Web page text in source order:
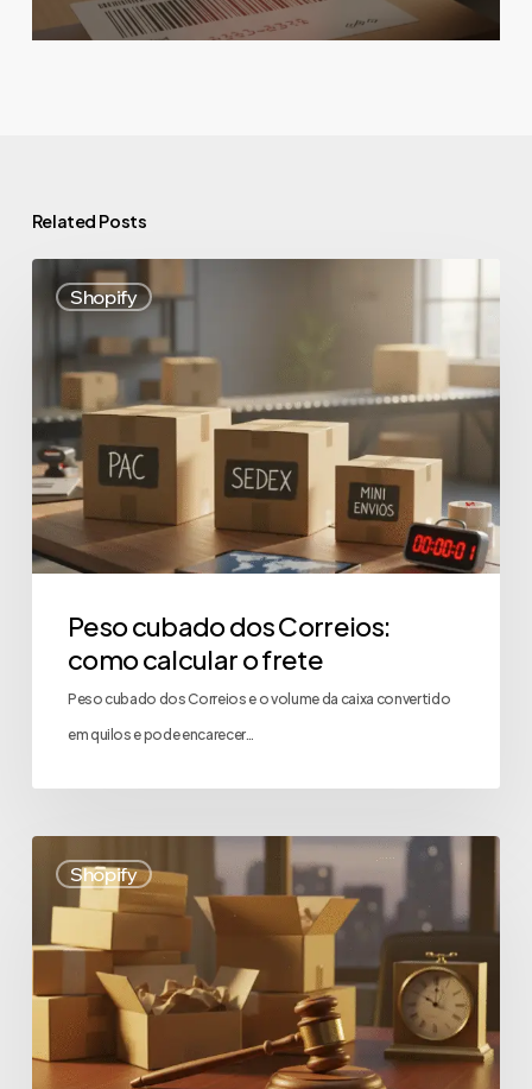
Related Posts
Shopify
Peso cubado dos Correios:
como calcular o frete
Peso cubado dos Correios e o volume da caixa convertido
em quilos e pode encarecer…
Shopify